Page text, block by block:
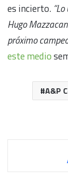
es incierto.
Hugo
próximo
este medio
A&P